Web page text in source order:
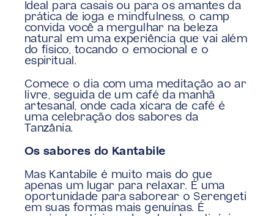
Ideal para casais ou para os amantes da
prática de ioga e mindfulness, o camp
convida você a mergulhar na beleza
natural em uma experiência que vai além
do físico, tocando o emocional e o
espiritual.
Comece o dia com uma meditação ao ar
livre, seguida de um café da manhã
artesanal, onde cada xícara de café é
uma celebração dos sabores da
Tanzânia.
Os sabores do Kantabile
Mas Kantabile é muito mais do que
apenas um lugar para relaxar. É uma
oportunidade para saborear o Serengeti
em suas formas mais genuínas. É